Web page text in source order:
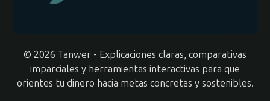
© 2026 Tanwer - Explicaciones claras, comparativas
imparciales y herramientas interactivas para que
orientes tu dinero hacia metas concretas y sostenibles.